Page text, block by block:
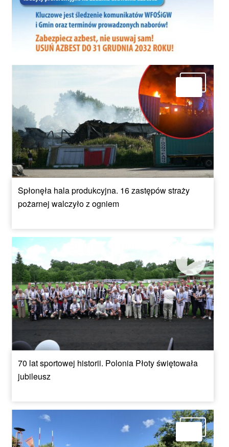
Spłonęła hala produkcyjna. 16 zastępów straży
pożarnej walczyło z ogniem
70 lat sportowej historii. Polonia Płoty świętowała
jubileusz